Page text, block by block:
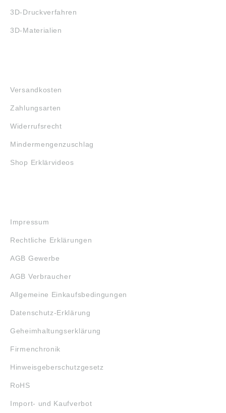
3D-Druckverfahren
3D-Materialien
Versandkosten
Zahlungsarten
Widerrufsrecht
Mindermengenzuschlag
Shop Erklärvideos
Impressum
Rechtliche Erklärungen
AGB Gewerbe
AGB Verbraucher
Allgemeine Einkaufsbedingungen
Datenschutz-Erklärung
Geheimhaltungserklärung
Firmenchronik
Hinweisgeberschutzgesetz
RoHS
Import- und Kaufverbot